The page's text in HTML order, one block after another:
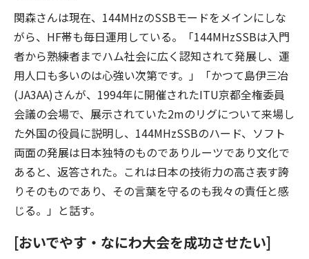
関森さんは現在、144MHzのSSBモードをメインにしな
がら、HF帯も毎日運用している。「144MHzSSBは入門
者から熟練者までハム社会に広く認知されて発展し、運
用人口も多いのは心強い次第です。」「かつて島伊三冶
(JA3AA)さんが、1994年に開催されたITU京都全権委員
会議の会場で、展示されていた2mのリグについて来場し
た外国の役員に説明し、144MHzSSBのハード、ソフト
両面の発展は日本独特のものでありルーツであり文化で
あると、返答された。これは日本の技術力の高さ表す誇
りそのものであり、その言葉を守るのも我々の責任と感
じる。」と話す。
[おいでやす・なにわ大会を成功させたい]